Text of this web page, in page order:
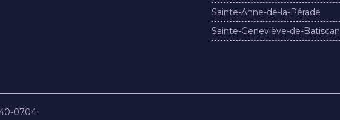
Sainte-Anne-de-la-Pérade
Sainte-Geneviève-de-Batiscan
0704